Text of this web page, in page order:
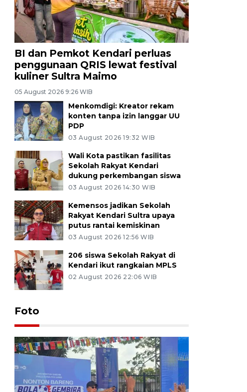
BI dan Pemkot Kendari perluas
penggunaan QRIS lewat festival
kuliner Sultra Maimo
05 August 2026 9:26 WIB
Menkomdigi: Kreator rekam
konten tanpa izin langgar UU
PDP
03 August 2026 19:32 WIB
Wali Kota pastikan fasilitas
Sekolah Rakyat Kendari
dukung perkembangan siswa
03 August 2026 14:30 WIB
Kemensos jadikan Sekolah
Rakyat Kendari Sultra upaya
putus rantai kemiskinan
03 August 2026 12:56 WIB
206 siswa Sekolah Rakyat di
Kendari ikut rangkaian MPLS
02 August 2026 22:06 WIB
Foto